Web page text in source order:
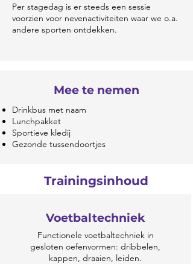
Per stagedag is er steeds een sessie
voorzien voor nevenactiviteiten waar we o.a.
andere sporten ontdekken.
Mee te nemen
Drinkbus met naam
Lunchpakket
Sportieve kledij
Gezonde tussendoortjes
Trainingsinhoud
Voetbaltechniek
Functionele voetbaltechniek in
gesloten oefenvormen: dribbelen,
kappen, draaien, leiden.